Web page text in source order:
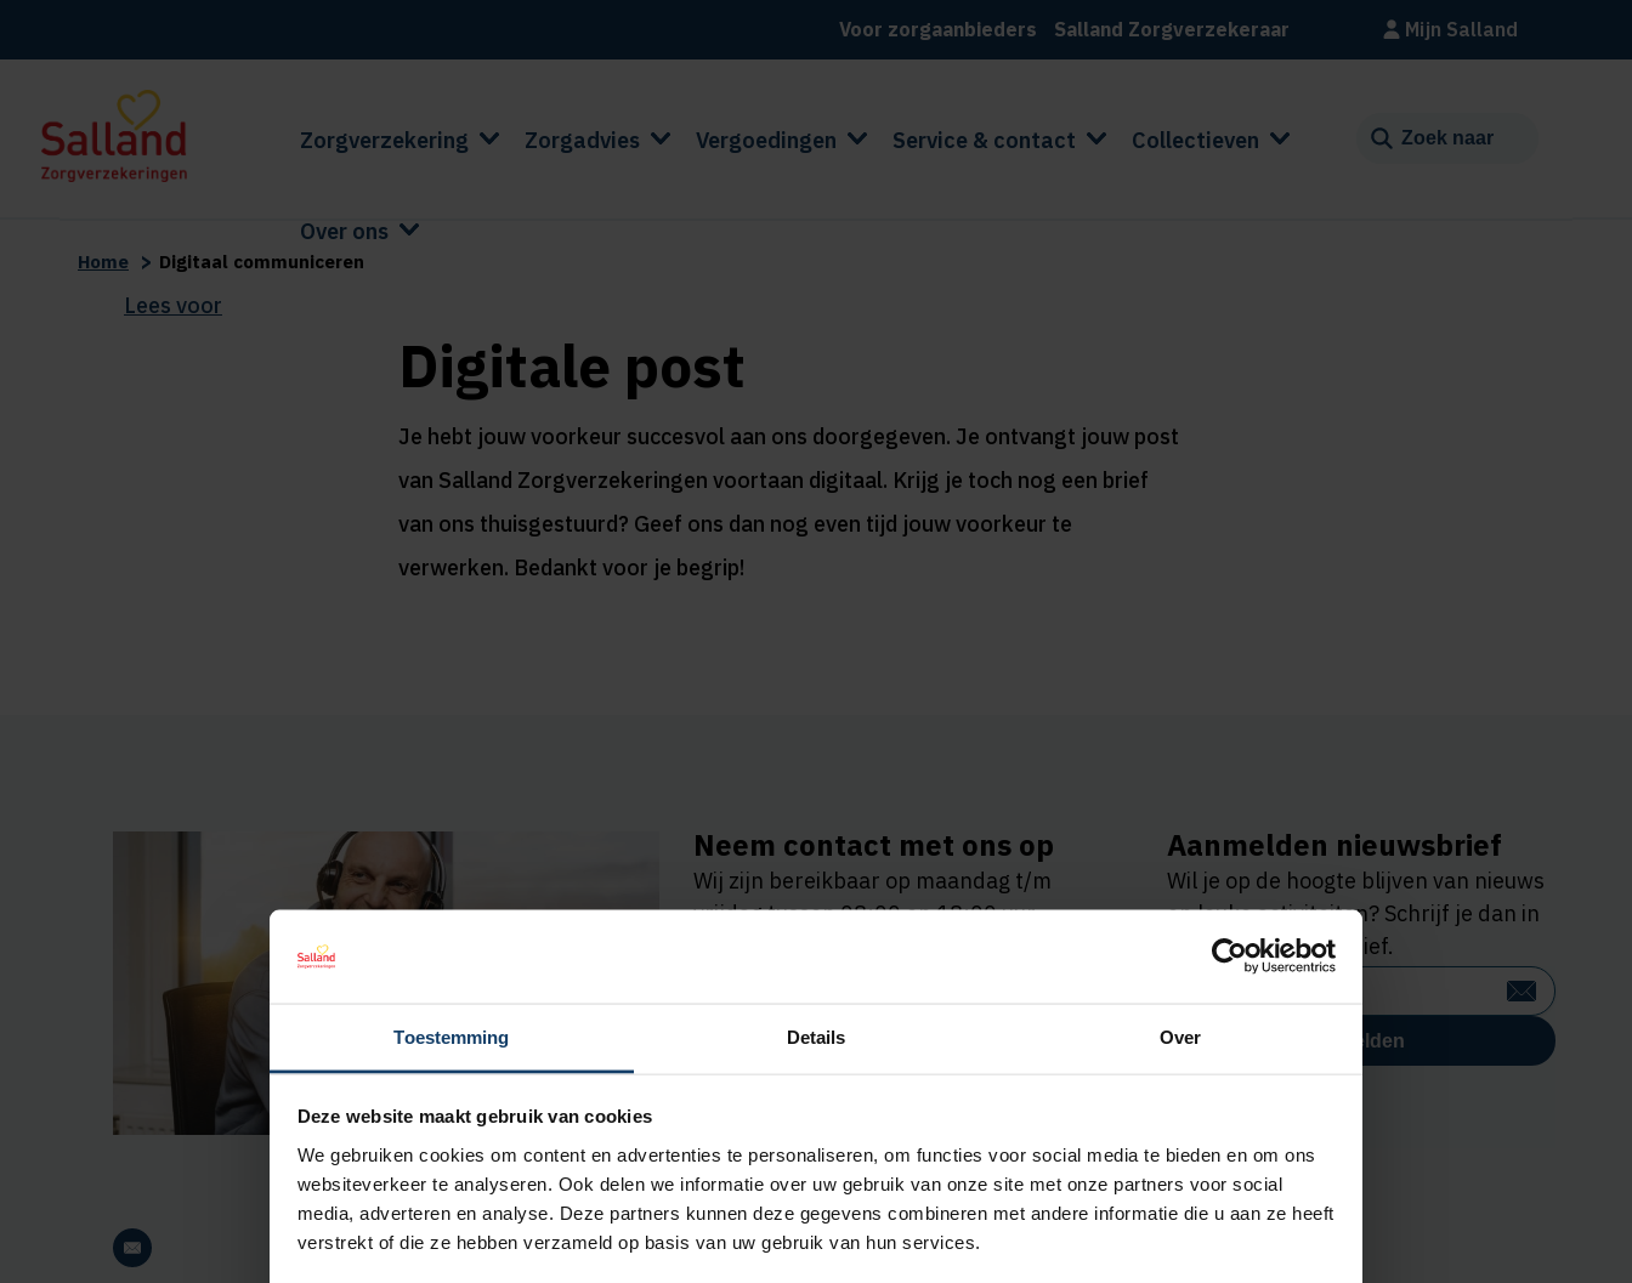
Toestemming Details Over
Deze website maakt gebruik van cookies
We gebruiken cookies om content en advertenties te personaliseren, om functies voor social media te bieden en om ons
websiteverkeer te analyseren. Ook delen we informatie over uw gebruik van onze site met onze partners voor social
media, adverteren en analyse. Deze partners kunnen deze gegevens combineren met andere informatie die u aan ze heeft
verstrekt of die ze hebben verzameld op basis van uw gebruik van hun services.
Voor zorgaanbieders Salland Zorgverzekeraar Mijn Salland
Zorgverzekering Zorgadvies Vergoedingen Service & contact Collectieven
Over ons
Home > Digitaal communiceren
Lees voor
Digitale post
Je hebt jouw voorkeur succesvol aan ons doorgegeven. Je ontvangt jouw post
van Salland Zorgverzekeringen voortaan digitaal. Krijg je toch nog een brief
van ons thuisgestuurd? Geef ons dan nog even tijd jouw voorkeur te
verwerken. Bedankt voor je begrip!
Neem contact met ons op
Wij zijn bereikbaar op maandag t/m
vrijdag tussen 08:00 en 18:00 uur.
Aanmelden nieuwsbrief
Wil je op de hoogte blijven van nieuws
en leuke activiteiten? Schrijf je dan in
voor onze nieuwsbrief.